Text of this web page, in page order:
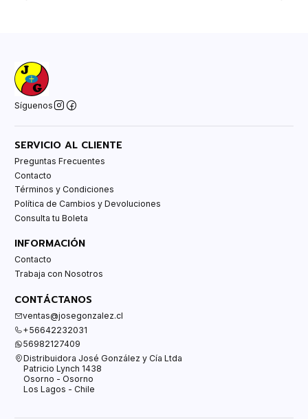
Síguenos
SERVICIO AL CLIENTE
Preguntas Frecuentes
Contacto
Términos y Condiciones
Política de Cambios y Devoluciones
Consulta tu Boleta
INFORMACIÓN
Contacto
Trabaja con Nosotros
CONTÁCTANOS
ventas@josegonzalez.cl
+56642232031
56982127409
Distribuidora José González y Cía Ltda
Patricio Lynch 1438
Osorno - Osorno
Los Lagos - Chile